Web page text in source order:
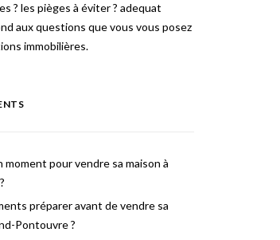
? les pièges à éviter ? adequat
aux questions que vous vous posez
immobilières.
moment pour vendre sa maison à
préparer avant de vendre sa
Pontouvre ?